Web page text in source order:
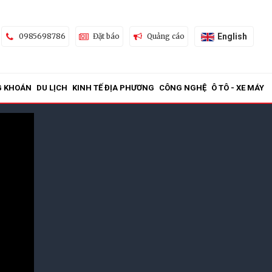
0985698786 Đặt báo Quảng cáo English
KHOÁN DU LỊCH KINH TẾ ĐỊA PHƯƠNG CÔNG NGHỆ Ô TÔ - XE MÁY